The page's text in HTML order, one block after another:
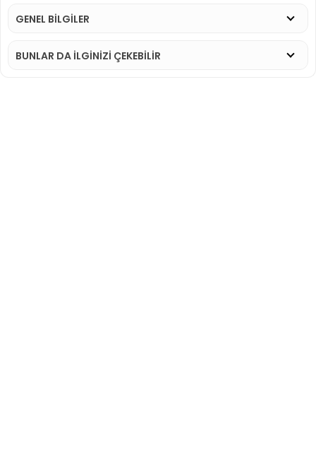
GENEL BİLGİLER
BUNLAR DA İLGINIZI ÇEKEBILIR